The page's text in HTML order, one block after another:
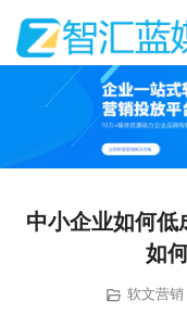
中小企业如何低
如
软文营销